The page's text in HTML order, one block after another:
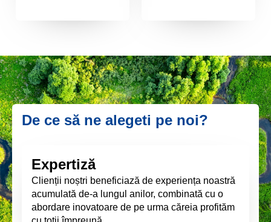
De ce să ne alegeti pe noi?
Expertiză
Clienții noștri beneficiază de experiența noastră
acumulată de-a lungul anilor, combinată cu o
abordare inovatoare de pe urma căreia profităm